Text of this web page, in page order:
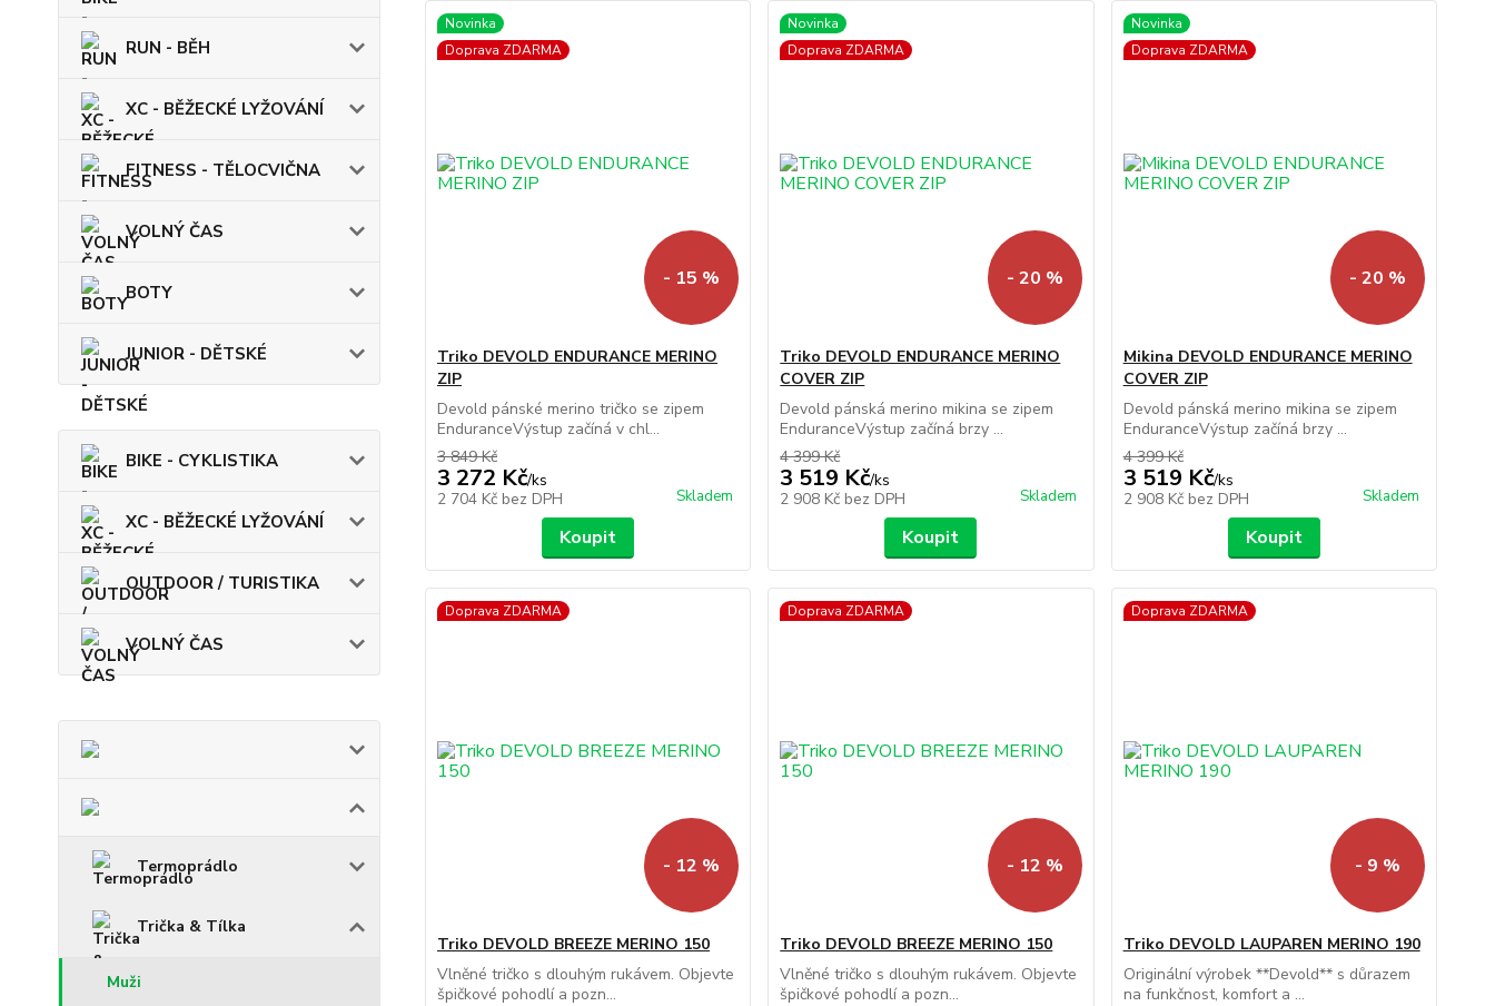
RUN - BĚH
XC - BĚŽECKÉ LYŽOVÁNÍ
FITNESS - TĚLOCVIČNA
VOLNÝ ČAS
BOTY
JUNIOR - DĚTSKÉ
BIKE - CYKLISTIKA
XC - BĚŽECKÉ LYŽOVÁNÍ
OUTDOOR / TURISTIKA
VOLNÝ ČAS
Termoprádlo
Trička & Tílka
Muži
Novinka
Doprava ZDARMA
- 15 %
Triko DEVOLD ENDURANCE MERINO
ZIP
Devold pánské merino tričko se zipem
EnduranceVýstup začíná v chl...
3 849 Kč
3 272 Kč/ks
2 704 Kč bez DPH Skladem
Koupit
Novinka
Doprava ZDARMA
- 20 %
Triko DEVOLD ENDURANCE MERINO
COVER ZIP
Devold pánská merino mikina se zipem
EnduranceVýstup začíná brzy ...
4 399 Kč
3 519 Kč/ks
2 908 Kč bez DPH Skladem
Koupit
Novinka
Doprava ZDARMA
- 20 %
Mikina DEVOLD ENDURANCE MERINO
COVER ZIP
Devold pánská merino mikina se zipem
EnduranceVýstup začíná brzy ...
4 399 Kč
3 519 Kč/ks
2 908 Kč bez DPH Skladem
Koupit
Doprava ZDARMA
- 12 %
Triko DEVOLD BREEZE MERINO 150
Vlněné tričko s dlouhým rukávem. Objevte
špičkové pohodlí a pozn...
Doprava ZDARMA
- 12 %
Triko DEVOLD BREEZE MERINO 150
Vlněné tričko s dlouhým rukávem. Objevte
špičkové pohodlí a pozn...
Doprava ZDARMA
- 9 %
Triko DEVOLD LAUPAREN MERINO 190
Originální výrobek **Devold** s důrazem
na funkčnost, komfort a ...